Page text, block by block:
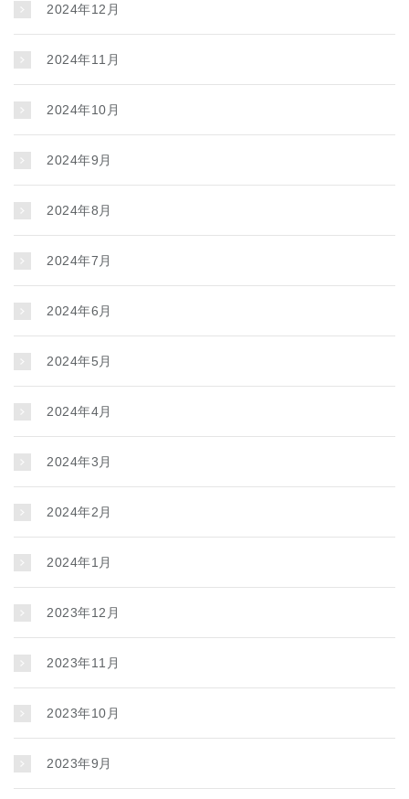
2024年12月
2024年11月
2024年10月
2024年9月
2024年8月
2024年7月
2024年6月
2024年5月
2024年4月
2024年3月
2024年2月
2024年1月
2023年12月
2023年11月
2023年10月
2023年9月